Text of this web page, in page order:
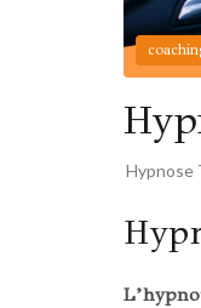
Hypnose